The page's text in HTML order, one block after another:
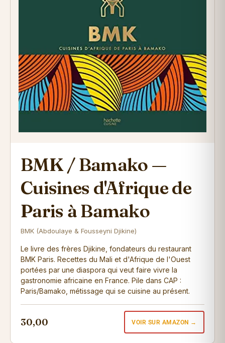
BMK / Bamako —
Cuisines d'Afrique de
Paris à Bamako
BMK (Abdoulaye & Fousseyni Djikine)
Le livre des frères Djikine, fondateurs du restaurant
BMK Paris. Recettes du Mali et d'Afrique de l'Ouest
portées par une diaspora qui veut faire vivre la
gastronomie africaine en France. Pile dans CAP :
Paris/Bamako, métissage qui se cuisine au présent.
30,00 VOIR SUR AMAZON →